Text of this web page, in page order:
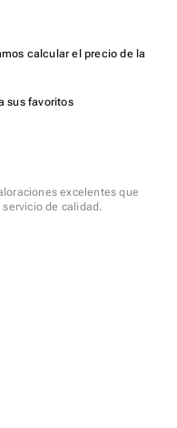
calcular el precio de la
sus favoritos
excelentes que
de calidad.